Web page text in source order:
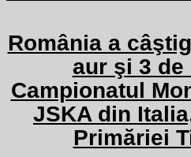
România a
aur şi 3 de
Campionatul
JSKA din
Primăriei